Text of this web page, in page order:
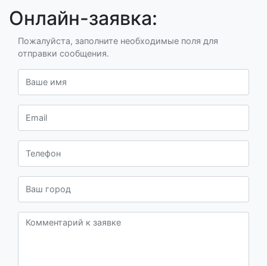
Онлайн-заявка:
Пожалуйста, заполните необходимые поля для
отправки сообщения.